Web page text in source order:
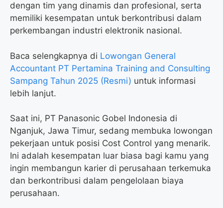
dengan tim yang dinamis dan profesional, serta
memiliki kesempatan untuk berkontribusi dalam
perkembangan industri elektronik nasional.
Baca selengkapnya di Lowongan General
Accountant PT Pertamina Training and Consulting
Sampang Tahun 2025 (Resmi) untuk informasi
lebih lanjut.
Saat ini, PT Panasonic Gobel Indonesia di
Nganjuk, Jawa Timur, sedang membuka lowongan
pekerjaan untuk posisi Cost Control yang menarik.
Ini adalah kesempatan luar biasa bagi kamu yang
ingin membangun karier di perusahaan terkemuka
dan berkontribusi dalam pengelolaan biaya
perusahaan.